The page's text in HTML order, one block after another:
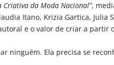
Criativa da Moda Nacional”,
Itano, Krizia Gartica, Julia
e o valor de criar a partir
ninguém. Ela precisa se